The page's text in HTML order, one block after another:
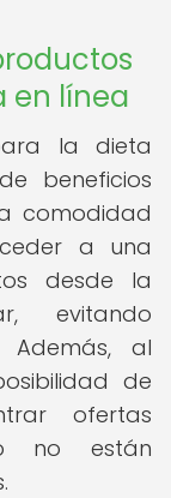
en línea
la dieta
beneficios
comodidad
a una
desde la
evitando
Además, al
de
ofertas
no están